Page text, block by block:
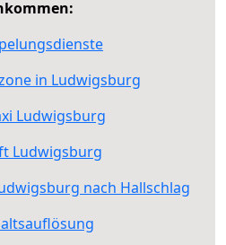
in Ludwigsburg
Ludwigsburg
Ludwigsburg
nach Hallschlag